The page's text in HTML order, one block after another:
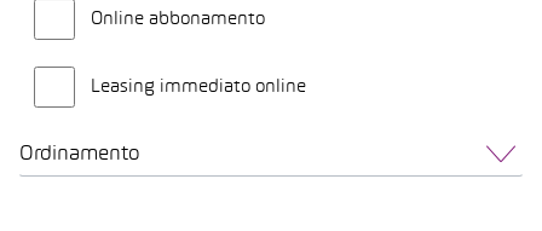
Online abbonamento
Leasing immediato online
Ordinamento